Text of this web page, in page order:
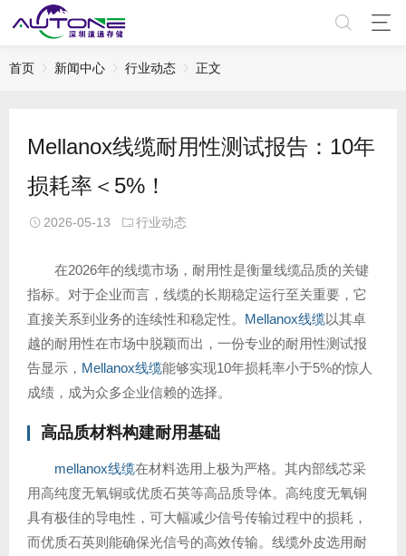
首页 新闻中心 行业动态 正文
Mellanox线缆耐用性测试报告：10年
损耗率＜5%！
2026-05-13 行业动态
在2026年的线缆市场，耐用性是衡量线缆品质的关键
指标。对于企业而言，线缆的长期稳定运行至关重要，它
直接关系到业务的连续性和稳定性。 Mellanox线缆以其卓
越的耐用性在市场中脱颖而出，一份专业的耐用性测试报
告显示， Mellanox线缆能够实现10年损耗率小于5%的惊人
成绩，成为众多企业信赖的选择。
高品质材料构建耐用基础
mellanox线缆在材料选用上极为严格。其内部线芯采
用高纯度无氧铜或优质石英等高品质导体。高纯度无氧铜
具有极佳的导电性，可大幅减少信号传输过程中的损耗，
而优质石英则能确保光信号的高效传输。线缆外皮选用耐